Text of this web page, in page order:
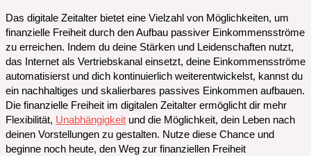
Das digitale Zeitalter bietet eine Vielzahl von Möglichkeiten, um
finanzielle Freiheit durch den Aufbau passiver Einkommensströme
zu erreichen. Indem du deine Stärken und Leidenschaften nutzt,
das Internet als Vertriebskanal einsetzt, deine Einkommensströme
automatisierst und dich kontinuierlich weiterentwickelst, kannst du
ein nachhaltiges und skalierbares passives Einkommen aufbauen.
Die finanzielle Freiheit im digitalen Zeitalter ermöglicht dir mehr
Flexibilität, Unabhängigkeit und die Möglichkeit, dein Leben nach
deinen Vorstellungen zu gestalten. Nutze diese Chance und
beginne noch heute, den Weg zur finanziellen Freiheit